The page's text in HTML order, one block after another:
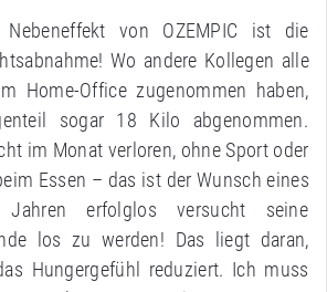
von OZEMPIC ist die
Wo andere Kollegen alle
Home-Office zugenommen haben,
sogar 18 Kilo abgenommen.
im Monat verloren, ohne Sport oder
Essen – das ist der Wunsch eines
erfolglos versucht seine
los zu werden! Das liegt daran,
Hungergefühl reduziert. Ich muss